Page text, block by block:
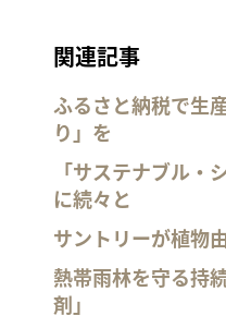
関連記事
ふるさと納税で生
り」を
「サステナブル・
に続々と
サントリーが植物
熱帯雨林を守る持
剤」